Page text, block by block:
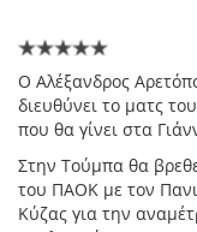
O Aλέξανδρος
διευθύνει το ματς
που θα γίνει στα
Στην Τούμπα θα
του ΠΑΟΚ με τον
Κύζας για την